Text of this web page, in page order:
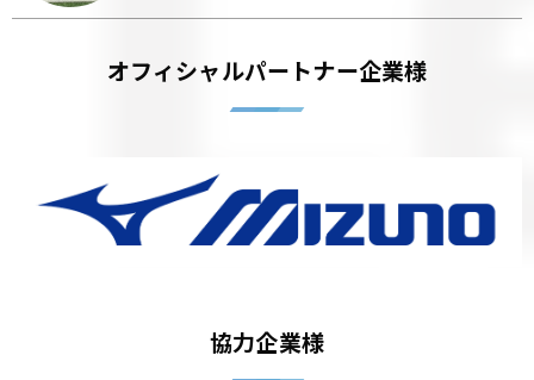
オフィシャルパートナー企業様
協力企業様